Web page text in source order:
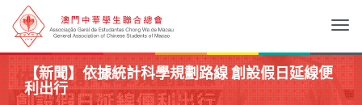
【新聞】依據統計科學規劃路線 創設假日延線便
利出行